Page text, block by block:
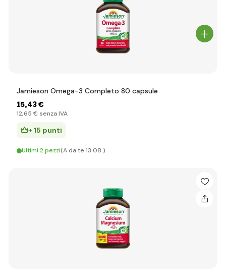
Jamieson Omega-3 Completo 80 capsule
15,43 €
12,65 € senza IVA
+ 15 punti
Ultimi 2 pezzi(A da te 13.08.)